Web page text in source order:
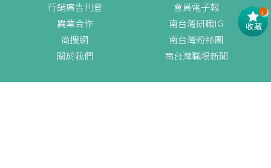
行銷廣告刊登
異業合作
商搜網
關於我們
會員電子報
南台灣研職IG
南台灣粉絲團
南台灣職場新聞
收藏
!